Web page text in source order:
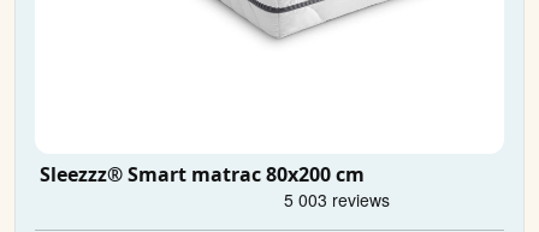
Sleezzz® Smart matrac 80x200 cm